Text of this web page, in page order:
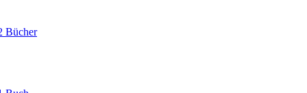
Bücher